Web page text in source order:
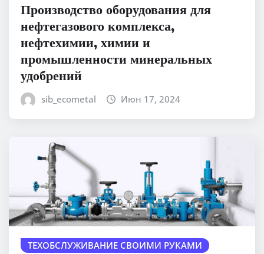
Производство оборудования для
нефтегазового комплекса,
нефтехимии, химии и
промышленности минеральных
удобрений
sib_ecometal Июн 17, 2024
ТЕХОБСЛУЖИВАНИЕ СВОИМИ РУКАМИ